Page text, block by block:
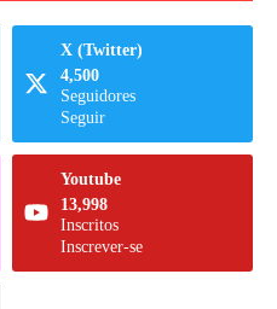
X (Twitter)
4,500
Seguidores
Seguir
Youtube
13,998
Inscritos
Inscrever-se